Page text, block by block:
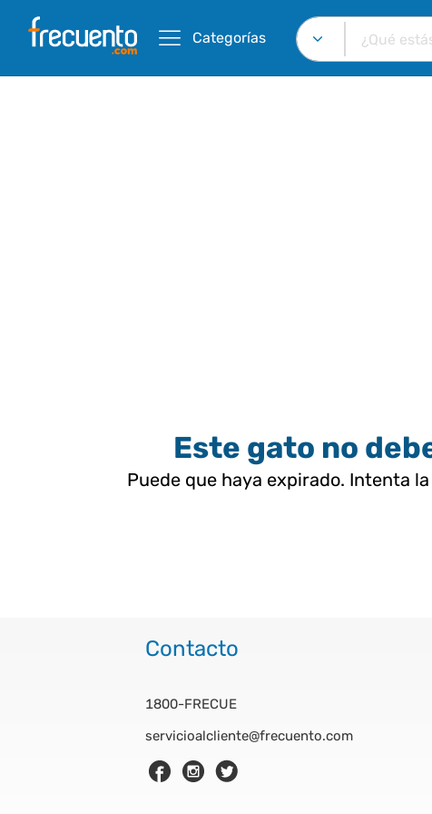
Categorías
Este gato no
Puede que haya expirado. Intenta
Contacto
1800-FRECUE
servicioalcliente@frecuento.com